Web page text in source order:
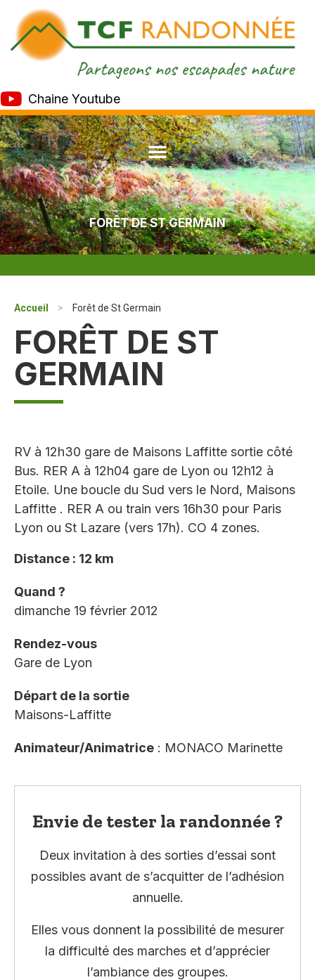
Chaine Youtube
FORÊT DE ST GERMAIN
Accueil > Forêt de St Germain
FORÊT DE ST
GERMAIN
RV à 12h30 gare de Maisons Laffitte sortie côté
Bus. RER A à 12h04 gare de Lyon ou 12h12 à
Etoile. Une boucle du Sud vers le Nord, Maisons
Laffitte . RER A ou train vers 16h30 pour Paris
Lyon ou St Lazare (vers 17h). CO 4 zones.
Distance : 12 km
Quand ?
dimanche 19 février 2012
Rendez-vous
Gare de Lyon
Départ de la sortie
Maisons-Laffitte
Animateur/Animatrice : MONACO Marinette
Envie de tester la randonnée ?
Deux invitation à des sorties d’essai sont
possibles avant de s’acquitter de l’adhésion
annuelle.
Elles vous donnent la possibilité de mesurer
la difficulté des marches et d’apprécier
l’ambiance des groupes.